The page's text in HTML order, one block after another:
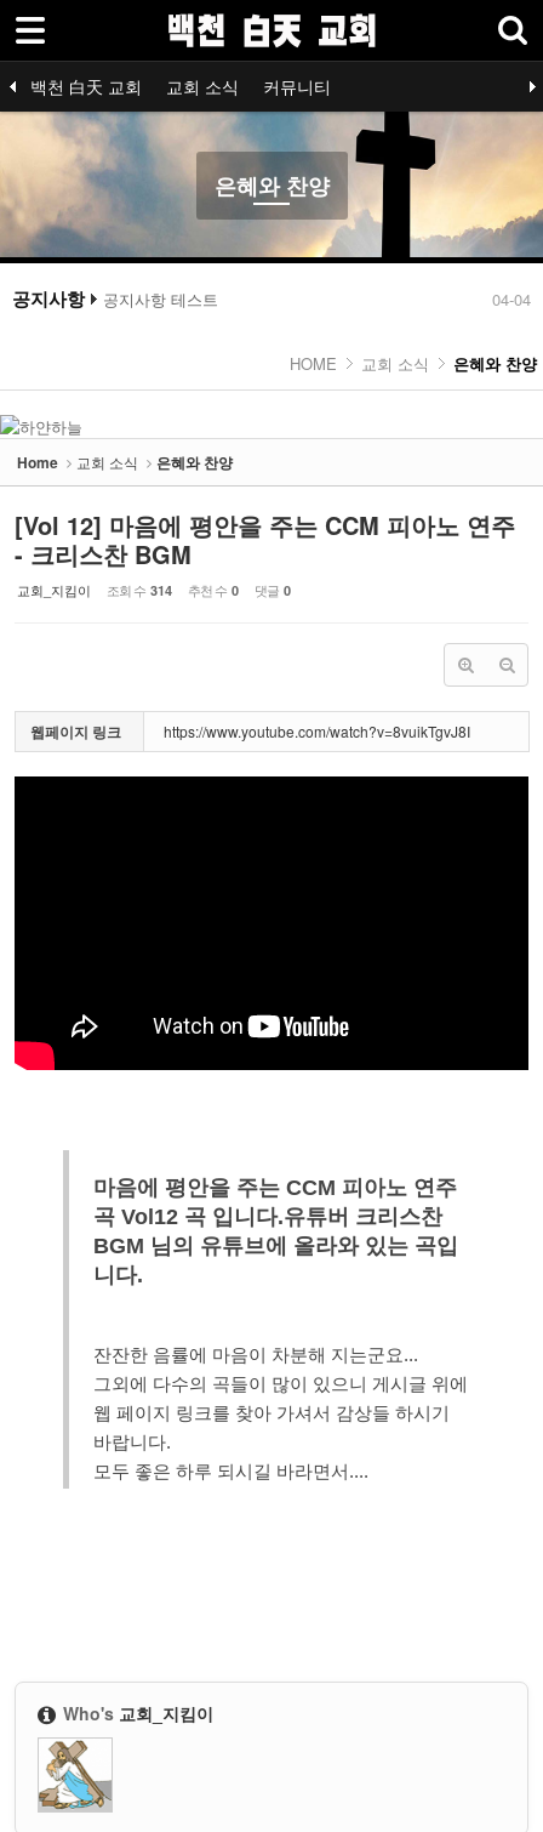
백천 白天 교회 교회 소식 커뮤니티
공지사항 최근소식 교회예배 기독교 소식 은혜와 찬양
신학 /종교 /철학 / 청년회 자유게시판
은혜와 찬양
공지사항
04-08
컴퓨터에서 교회 사이트에 유튜브 동영상을 올리시는 방법 설명
2
04-06
교회 홈페이지 작업을 완료 했습니다
04-04
공지사항 테스트
HOME 교회 소식 은혜와 찬양
Home 교회 소식 은혜와 찬양
[Vol 12] 마음에 평안을 주는 CCM 피아노 연주
- 크리스찬 BGM
교회_지킴이 조회 수 314 추천 수 0 댓글 0
웹페이지 링크 https://www.youtube.com/watch?v=8vuikTgvJ8I
마음에 평안을 주는 CCM 피아노 연주
곡 Vol12 곡 입니다.유튜버 크리스찬
BGM 님의 유튜브에 올라와 있는 곡입
니다.
잔잔한 음률에 마음이 차분해 지는군요...
그외에 다수의 곡들이 많이 있으니 게시글 위에
웹 페이지 링크를 찾아 가셔서 감상들 하시기
바랍니다.
모두 좋은 하루 되시길 바라면서....
Who's 교회_지킴이
로그인 회원가입
백천 白天 교회
교회 소식
- 공지사항
- 최근소식
- ™삶-에세이
커뮤니티
Sketchbook5, 스케치북5
Sketchbook5, 스케치북5